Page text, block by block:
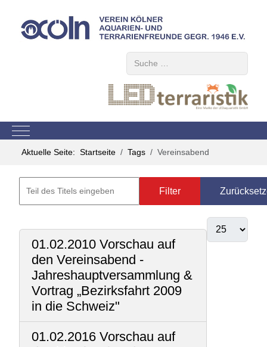
Mobile Menu Toggle
Aktuelle Seite: Startseite Tags Vereinsabend
Filter
01.02.2010 Vorschau auf
den Vereinsabend -
Jahreshauptversammlung &
Vortrag „Bezirksfahrt 2009
in die Schweiz"
01.02.2016 Vorschau auf